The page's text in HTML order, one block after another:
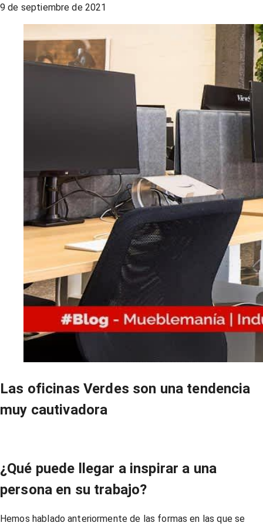
9 de septiembre de 2021
Las oficinas Verdes son una tendencia
muy cautivadora
¿Qué puede llegar a inspirar a una
persona en su trabajo?
Hemos hablado anteriormente de las formas en las que se